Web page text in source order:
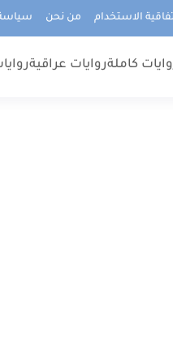
الاستخدام من نحن
كاملةروايات عراقية